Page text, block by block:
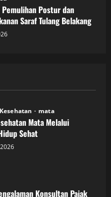
Pemulihan Postur dan
Saraf Tulang Belakang
Kesehatan mata
Mata Melalui
Sehat
Konsultan Pajak